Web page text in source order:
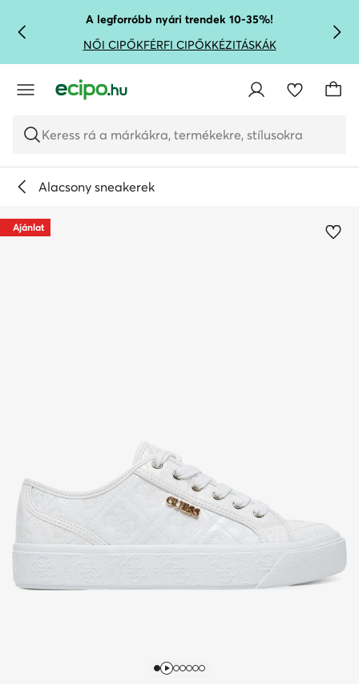
UGRÁS A FŐ TARTALOMRA
UGRÁS A KERESÉSHEZA legforróbb nyári trendek 10-35%!
NŐI CIPŐKFÉRFI CIPŐKKÉZITÁSKÁK
Keress rá a márkákra, termékekre, stílusokra
Alacsony sneakerek
Ajánlat